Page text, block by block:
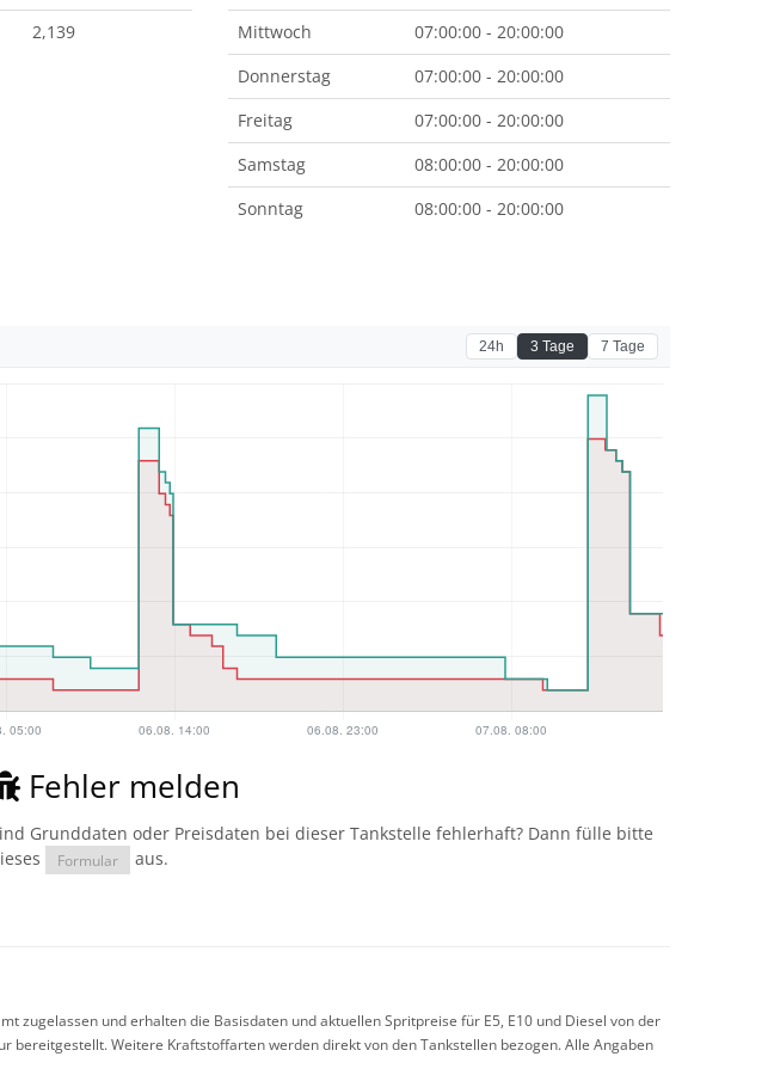
2,139
Mittwoch
07:00:00 - 20:00:00
Donnerstag
07:00:00 - 20:00:00
Freitag
07:00:00 - 20:00:00
Samstag
08:00:00 - 20:00:00
Sonntag
08:00:00 - 20:00:00
Fehler melden
Grunddaten oder Preisdaten bei dieser Tankstelle fehlerhaft? Dann fülle bitte
Formular aus.
zugelassen und erhalten die Basisdaten und aktuellen Spritpreise für E5, E10 und Diesel von der
Weitere Kraftstoffarten werden direkt von den Tankstellen bezogen. Alle Angaben